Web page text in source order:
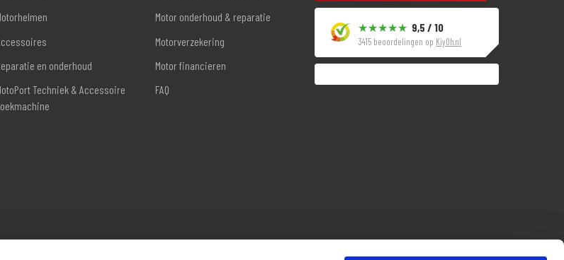
en onderhoud
Techniek & Accessoire
Motor onderhoud & reparatie
Motorverzekering
Motor financieren
FAQ
9,5 / 10
3415 beoordelingen op KiyOh.nl